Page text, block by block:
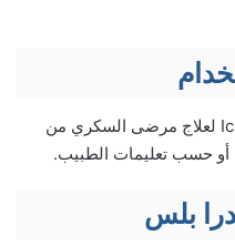
جرعة البالغين من Icandra Plus لعلاج مرضى السكري من
بلس